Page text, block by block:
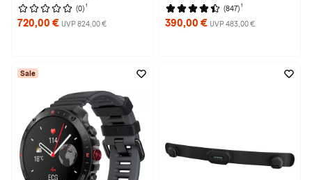
(0) 1
720,00 € UVP 824,00 €
(847) 1
390,00 € UVP 483,00 €
Sale